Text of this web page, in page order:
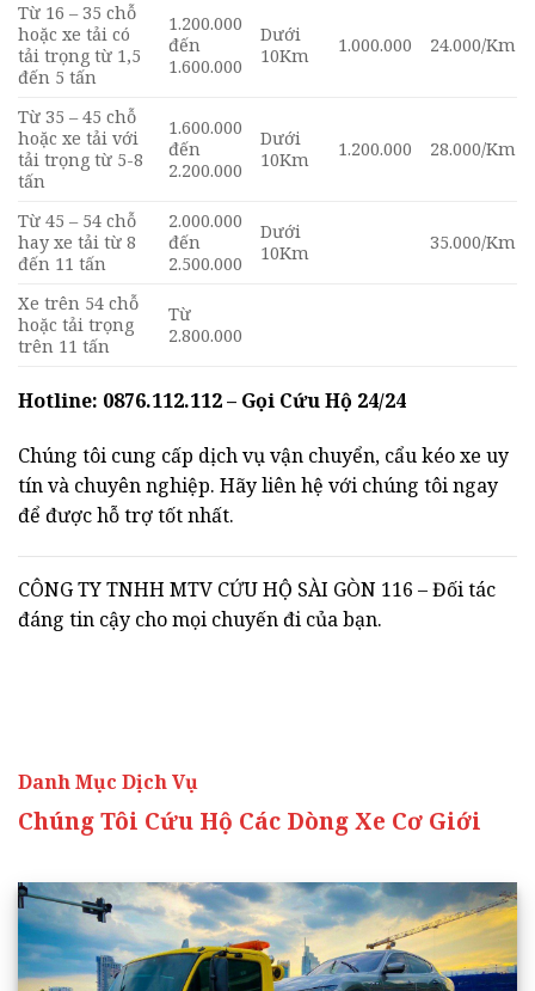
Từ 16 – 35 chỗ
hoặc xe tải có
tải trọng từ 1,5
đến 5 tấn
1.200.000
đến
1.600.000
Dưới
10Km
1.000.000 24.000/Km
Từ 35 – 45 chỗ
hoặc xe tải với
tải trọng từ 5-8
tấn
1.600.000
đến
2.200.000
Dưới
10Km
1.200.000 28.000/Km
Từ 45 – 54 chỗ
hay xe tải từ 8
đến 11 tấn
2.000.000
đến
2.500.000
Dưới
10Km
35.000/Km
Xe trên 54 chỗ
hoặc tải trọng
trên 11 tấn
Từ
2.800.000
Hotline: 0876.112.112 – Gọi Cứu Hộ 24/24
Chúng tôi cung cấp dịch vụ vận chuyển, cẩu kéo xe uy
tín và chuyên nghiệp. Hãy liên hệ với chúng tôi ngay
để được hỗ trợ tốt nhất.
CÔNG TY TNHH MTV CỨU HỘ SÀI GÒN 116 – Đối tác
đáng tin cậy cho mọi chuyến đi của bạn.
Danh Mục Dịch Vụ
Chúng Tôi Cứu Hộ Các Dòng Xe Cơ Giới